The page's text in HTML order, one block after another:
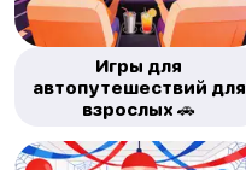
Игры для
автопутешествий для
взрослых 🚗